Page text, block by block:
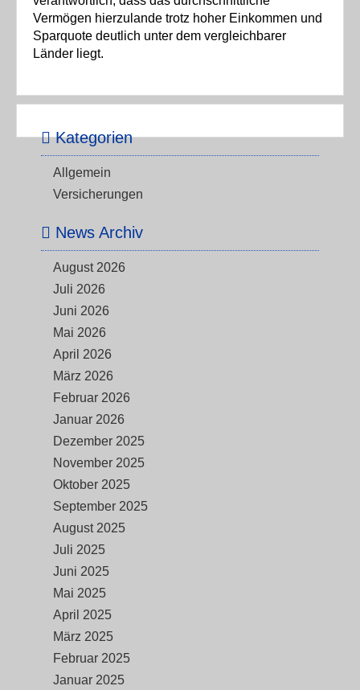
Vermögen hierzulande trotz hoher Einkommen und
Sparquote deutlich unter dem vergleichbarer
Länder liegt.
Kategorien
Allgemein
Versicherungen
News Archiv
August 2026
Juli 2026
Juni 2026
Mai 2026
April 2026
März 2026
Februar 2026
Januar 2026
Dezember 2025
November 2025
Oktober 2025
September 2025
August 2025
Juli 2025
Juni 2025
Mai 2025
April 2025
März 2025
Februar 2025
Januar 2025